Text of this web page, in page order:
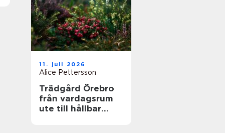
11. juli 2026
Alice Pettersson
Trädgård Örebro
från vardagsrum
ute till hållbar